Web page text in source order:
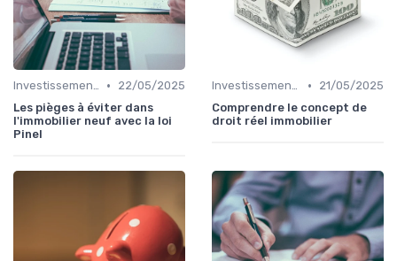
Investissement Immobilier •
22/05/2025
Les pièges à éviter dans
l'immobilier neuf avec la loi
Pinel
Investissement Immobilier •
21/05/2025
Comprendre le concept de
droit réel immobilier